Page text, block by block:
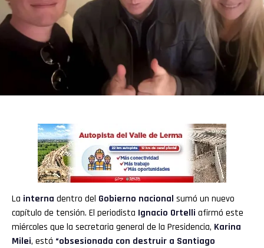
La interna dentro del Gobierno nacional sumó un nuevo
capítulo de tensión. El periodista Ignacio Ortelli afirmó este
miércoles que la secretaria general de la Presidencia, Karina
Milei, está “obsesionada con destruir a Santiago